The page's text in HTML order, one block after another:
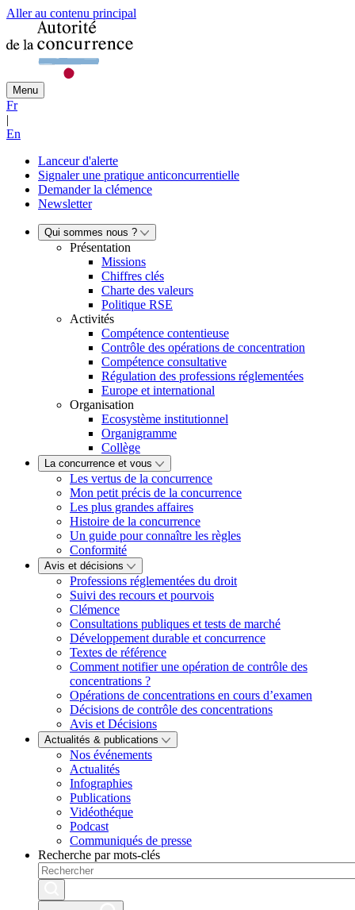
Aller au contenu principal
Menu
Fr
|
En
Lanceur d'alerte
Signaler une pratique anticoncurrentielle
Demander la clémence
Newsletter
Qui sommes nous ?
Présentation
Missions
Chiffres clés
Charte des valeurs
Politique RSE
Activités
Compétence contentieuse
Contrôle des opérations de concentration
Compétence consultative
Régulation des professions réglementées
Europe et international
Organisation
Ecosystème institutionnel
Organigramme
Collège
La concurrence et vous
Les vertus de la concurrence
Mon petit précis de la concurrence
Les plus grandes affaires
Histoire de la concurrence
Un guide pour connaître les règles
Conformité
Avis et décisions
Professions réglementées du droit
Suivi des recours et pourvois
Clémence
Consultations publiques et tests de marché
Développement durable et concurrence
Textes de référence
Comment notifier une opération de contrôle des
concentrations ?
Opérations de concentrations en cours d’examen
Décisions de contrôle des concentrations
Avis et Décisions
Actualités & publications
Nos événements
Actualités
Infographies
Publications
Vidéothéque
Podcast
Communiqués de presse
Recherche par mots-clés